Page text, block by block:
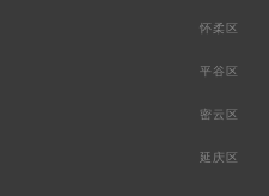
怀柔区
平谷区
密云区
延庆区